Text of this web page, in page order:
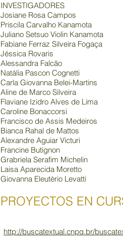
INVESTIGADORES
Josiane Rosa Campos
Priscila Carvalho Kanamota
Juliano Setsuo Violin Kanamota
Fabiane Ferraz Silveira Fogaça
Jéssica Rovaris
Alessandra Falcão
Natália Pascon Cognetti
Carla Giovanna Belei-Martins
Aline de Marco Silveira
Flaviane Izidro Alves de Lima
Caroline Bonaccorsi
Francisco de Assis Medeiros
Bianca Rahal de Mattos
Alexandre Aguiar Victuri
Francine Butignon
Grabriela Serafim Michelin
Laisa Aparecida Moretto
Giovanna Eleutèrio Levatti
PROYECTOS EN
http://buscatextual.cnpq.br/